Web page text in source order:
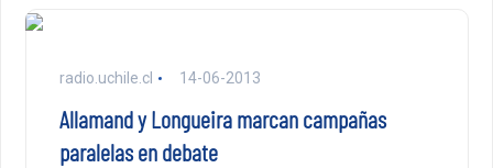
radio.uchile.cl 14-06-2013
Allamand y Longueira marcan campañas
paralelas en debate